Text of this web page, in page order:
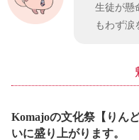
生徒が懸
もわず涙
Komajoの文化祭【りん
いに盛り上がります。